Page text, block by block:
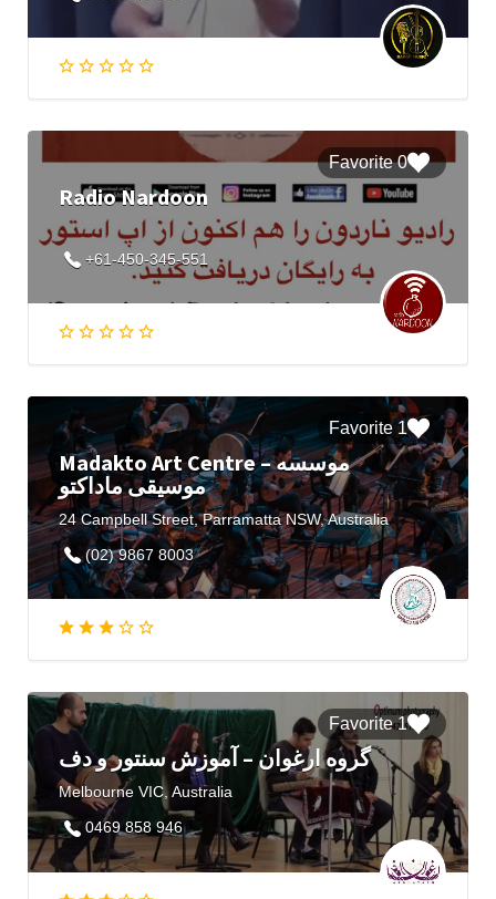
0 Favorite
Radio Nardoon
+61-450-345-551
1 Favorite
Madakto Art Centre – موسسه
موسیقی ماداکتو
24 Campbell Street, Parramatta NSW, Australia
(02) 9867 8003
1 Favorite
گروه ارغوان – آموزش سنتور و دف
Melbourne VIC, Australia
0469 858 946